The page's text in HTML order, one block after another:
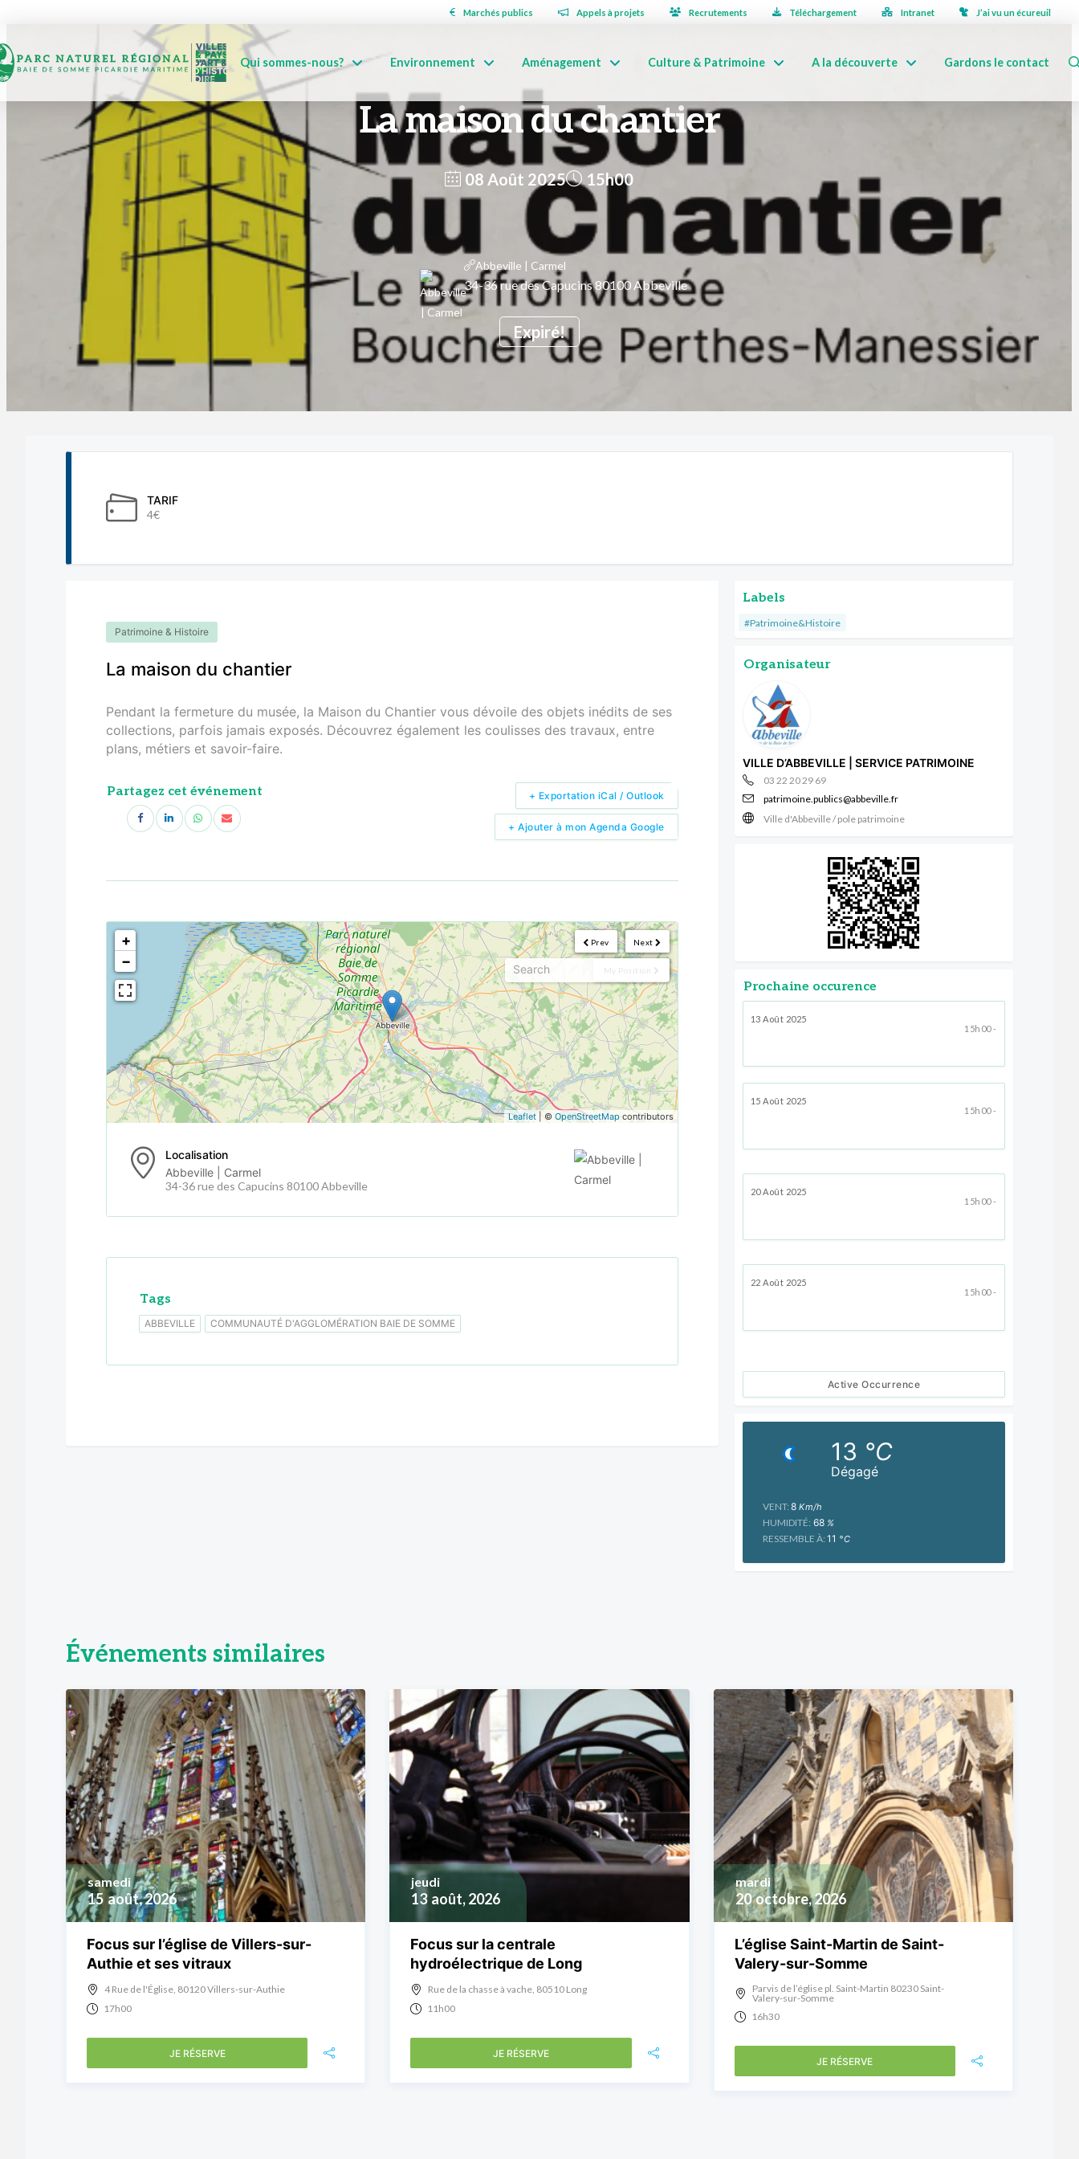
Marchés publics Appels à projets Recrutements Téléchargement Intranet J’ai vu un écureuil
Qui sommes-nous? Environnement Aménagement Culture & Patrimoine A la découverte Gardons le contact
La maison du chantier
08 Août 2025
Expiré!
15h00
Abbeville | Carmel
34-36 rue des Capucins 80100 Abbeville
TARIF
4€
Patrimoine & Histoire
La maison du chantier
Pendant la fermeture du musée, la Maison du Chantier vous dévoile des objets inédits de ses
collections, parfois jamais exposés. Découvrez également les coulisses des travaux, entre
plans, métiers et savoir-faire.
Partagez cet événement
+ Ajouter à mon Agenda Google
+ Exportation iCal / Outlook
Next
Prev
My Position
<!---->
+
−
Leaflet| © OpenStreetMapcontributors
Localisation
Abbeville | Carmel
34-36 rue des Capucins 80100 Abbeville
Tags
ABBEVILLE COMMUNAUTÉ D'AGGLOMÉRATION BAIE DE SOMME
Labels
#Patrimoine&Histoire
Organisateur
VILLE D’ABBEVILLE | SERVICE PATRIMOINE
03 22 20 29 69
patrimoine.publics@abbeville.fr
Ville d'Abbeville / pole patrimoine
Prochaine occurence
13 Août 2025
15h00 -
15 Août 2025
15h00 -
20 Août 2025
15h00 -
22 Août 2025
15h00 -
Active Occurrence
Dégagé
13 °C
VENT: 8Km/h
HUMIDITÉ: 68%
RESSEMBLE À: 11 °C
Événements similaires
15 août, 2026
samedi
Focus sur l’église de Villers-sur-
Authie et ses vitraux
4 Rue de l'Église, 80120 Villers-sur-Authie
17h00
JE RÉSERVE
13 août, 2026
jeudi
Focus sur la centrale
hydroélectrique de Long
Rue de la chasse à vache, 80510 Long
11h00
JE RÉSERVE
20 octobre, 2026
mardi
L’église Saint-Martin de Saint-
Valery-sur-Somme
Parvis de l’église pl. Saint-Martin 80230 Saint-
Valery-sur-Somme
16h30
JE RÉSERVE